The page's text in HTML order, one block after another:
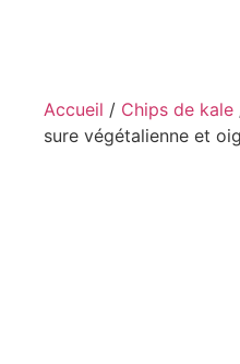
Accueil / Chips de kale
sure végétalienne et